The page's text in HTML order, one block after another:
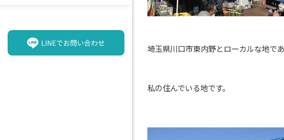
埼玉県川口市東内野とローカルな地で
私の住んでいる地です。